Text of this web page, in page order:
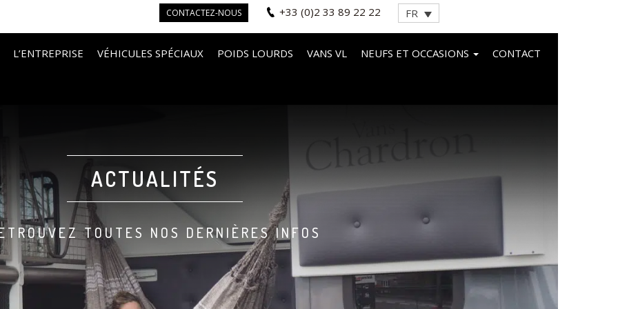
CONTACTEZ-NOUS +33 (0)2 33 89 22 22 FR
L’ENTREPRISE VÉHICULES SPÉCIAUX POIDS LOURDS VANS VL NEUFS ET OCCASIONS CONTACT
ACTUALITÉS
TOUTES NOS DERNIÈRES INFOS